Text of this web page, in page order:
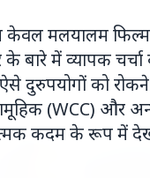
मलयालम फिल्म
बारे में व्यापक
दुरुपयोगों को
(WCC) और
कदम के रूप में